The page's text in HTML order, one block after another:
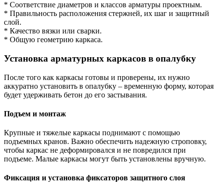
* Соответствие диаметров и классов арматуры проектным.
* Правильность расположения стержней, их шаг и защитный
слой.
* Качество вязки или сварки.
* Общую геометрию каркаса.
Установка арматурных каркасов в опалубку
После того как каркасы готовы и проверены, их нужно
аккуратно установить в опалубку – временную форму, которая
будет удерживать бетон до его застывания.
Подъем и монтаж
Крупные и тяжелые каркасы поднимают с помощью
подъемных кранов. Важно обеспечить надежную строповку,
чтобы каркас не деформировался и не повредился при
подъеме. Малые каркасы могут быть установлены вручную.
Фиксация и установка фиксаторов защитного слоя